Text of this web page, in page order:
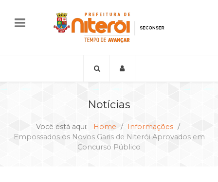
Notícias
Você está aqui: Home
Informações
Empossados os Novos Garis de Niterói Aprovados em
Concurso Público